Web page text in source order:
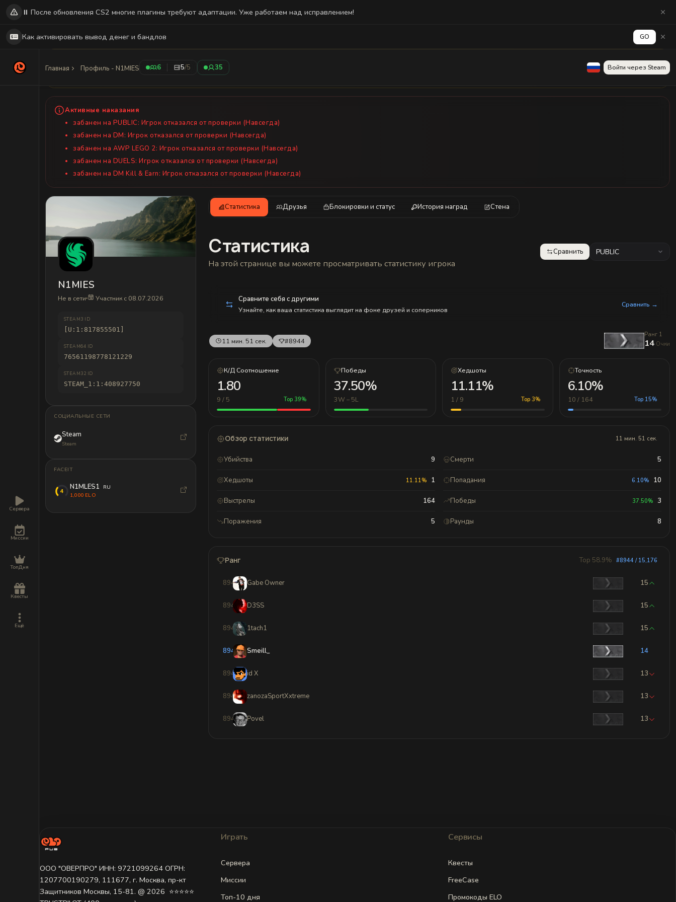
Сервера
Миссии
ТопДня
Квесты
Ещё
Главная Профиль - N1MIES 6 5/5 35 Войти через Steam
Это временный профиль для N1MIES. Этот пользователь не зарегистрирован на сайте. Некоторые функции могут быть ограничены.
Активные наказания
забанен на PUBLIC: Игрок отказался от проверки (Навсегда)
забанен на DM: Игрок отказался от проверки (Навсегда)
забанен на AWP LEGO 2: Игрок отказался от проверки (Навсегда)
забанен на DUELS: Игрок отказался от проверки (Навсегда)
забанен на DM Kill & Earn: Игрок отказался от проверки (Навсегда)
N1MIES
Не в сети Участник с 08.07.2026
STEAM3 ID
[U:1:817855501]
STEAM64 ID
76561198778121229
STEAM32 ID
STEAM_1:1:408927750
СОЦИАЛЬНЫЕ СЕТИ
Steam
Steam
FACEIT
N1MLES1
RU
1,000 ELO
Статистика Друзья Блокировки и статус История наград Стена
Статистика
На этой странице вы можете просматривать статистику игрока
Сравнить PUBLIC
Сравните себя с другими
Узнайте, как ваша статистика выглядит на фоне друзей и соперников
Сравнить →
11 мин. 51 сек. #8944
Ранг 1
14 Очки
К/Д Соотношение
1.80
9 / 5 Top 39%
Победы
37.50%
3W – 5L
Хедшоты
11.11%
1 / 9 Top 3%
Точность
6.10%
10 / 164 Top 15%
Обзор статистики 11 мин. 51 сек.
Убийства 9 Смерти 5
Хедшоты 11.11% 1 Попадания 6.10% 10
Выстрелы 164 Победы 37.50% 3
Поражения 5 Раунды 8
Ранг Top 58.9% #8944 / 15,176
8941 Gabe Owner 15
8942 D3SS 15
8943 1tach1 15
8944 Smeill_ 14
8945 id X 13
8946 zanozaSportXxtreme 13
8947 Povel 13
ООО "ОВЕРПРО" ИНН: 9721099264 ОГРН:
1207700190279, 111677, г. Москва, пр-кт
Защитников Москвы, 15-81. @ 2026 ㅤ ⭐⭐⭐⭐⭐
Играть
Сервера
Миссии
Топ-10 дня
Сервисы
Квесты
FreeCase
Промокоды ELO
⏸️ После обновления CS2 многие плагины требуют адаптации. Уже работаем над исправлением!
Как активировать вывод денег и бандлов GO